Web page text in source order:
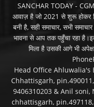
SANCHAR TODAY -
आवाज़ है जो 2021 से शुरू होकर
बनी है, सही समाचार, सभी समाचार
भावना से आप तक पहुँचा रहा
मिला है उसकी आगे भी
Head Office
Chhattisgarh,
9406310203 & Anil
chhattisgarh,